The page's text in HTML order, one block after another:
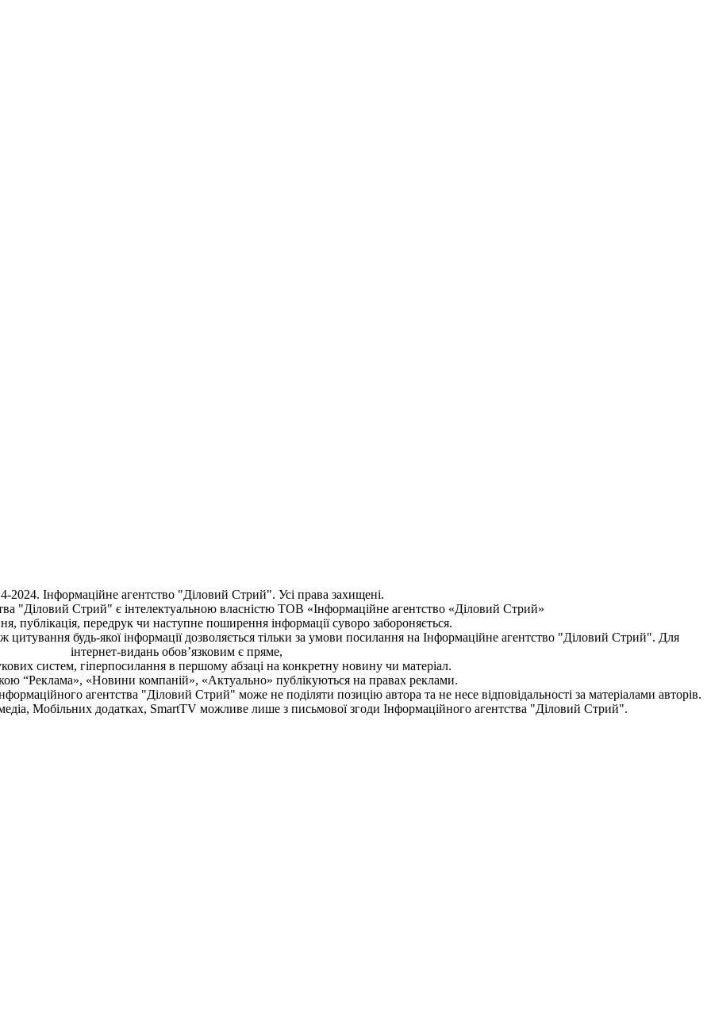
2024. Інформаційне агентство "Діловий Стрий". Усі права захищені.
"Діловий Стрий" є інтелектуальною власністю ТОВ «Інформаційне агентство «Діловий Стрий»
публiкацiя, передрук чи наступне поширення iнформацiї суворо забороняється.
цитування будь-якої інформації дозволяється тільки за умови посилання на Інформаційне агентство "Діловий Стрий". Для
інтернет-видань обов’язковим є пряме,
систем, гіперпосилання в першому абзаці на конкретну новину чи матеріал.
“Реклама», «Новини компаній», «Актуально» публікуються на правах реклами.
агентства "Діловий Стрий" може не поділяти позицію автора та не несе відповідальності за матеріалами авторів.
Мобільних додатках, SmartTV можливе лише з письмової згоди Інформаційного агентства "Діловий Стрий".